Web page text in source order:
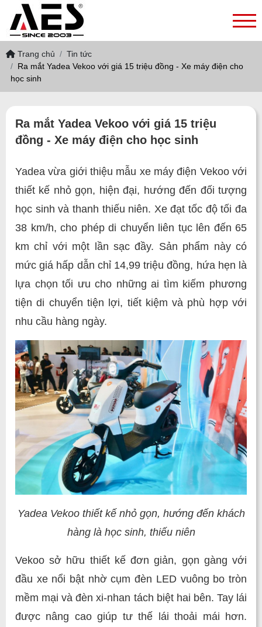
Trang chủ
Tin tức
Ra mắt Yadea Vekoo với giá 15 triệu đồng - Xe máy điện cho
học sinh
Ra mắt Yadea Vekoo với giá 15 triệu
đồng - Xe máy điện cho học sinh
Yadea vừa giới thiệu mẫu xe máy điện Vekoo với
thiết kế nhỏ gọn, hiện đại, hướng đến đối tượng
học sinh và thanh thiếu niên. Xe đạt tốc độ tối đa
38 km/h, cho phép di chuyển liên tục lên đến 65
km chỉ với một lần sạc đầy. Sản phẩm này có
mức giá hấp dẫn chỉ 14,99 triệu đồng, hứa hẹn là
lựa chọn tối ưu cho những ai tìm kiếm phương
tiện di chuyển tiện lợi, tiết kiệm và phù hợp với
nhu cầu hàng ngày.
Yadea Vekoo thiết kế nhỏ gọn, hướng đến khách
hàng là học sinh, thiếu niên
Vekoo sở hữu thiết kế đơn giản, gọn gàng với
đầu xe nổi bật nhờ cụm đèn LED vuông bo tròn
mềm mại và đèn xi-nhan tách biệt hai bên. Tay lái
được nâng cao giúp tư thế lái thoải mái hơn.